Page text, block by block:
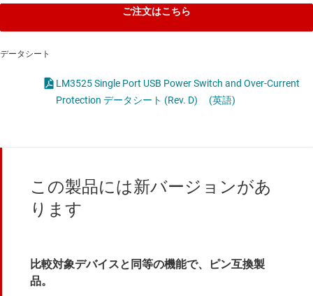
ご注文はこちら
データシート
LM3525 Single Port USB Power Switch and Over-Current
Protection データシート (Rev. D)
(英語)
この製品には新バージョンがあ
ります
比較対象デバイスと同等の機能で、ピン互換製
品。